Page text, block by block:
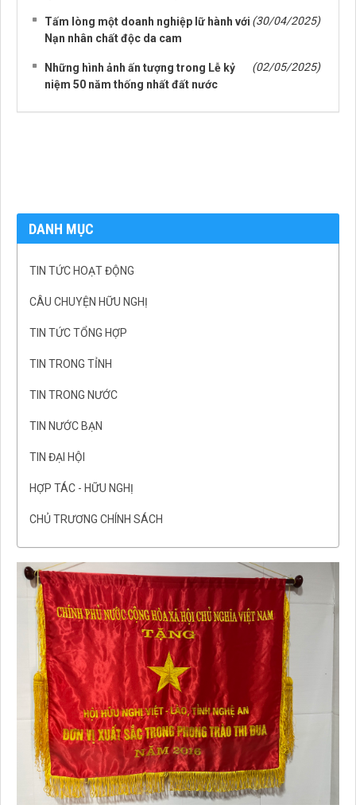
Tấm lòng một doanh nghiệp lữ hành với
Nạn nhân chất độc da cam
(30/04/2025)
Những hình ảnh ấn tượng trong Lễ kỷ
niệm 50 năm thống nhất đất nước
(02/05/2025)
DANH MỤC
TIN TỨC HOẠT ĐỘNG
CÂU CHUYỆN HỮU NGHỊ
TIN TỨC TỔNG HỢP
TIN TRONG TỈNH
TIN TRONG NƯỚC
TIN NƯỚC BẠN
TIN ĐẠI HỘI
HỢP TÁC - HỮU NGHỊ
CHỦ TRƯƠNG CHÍNH SÁCH